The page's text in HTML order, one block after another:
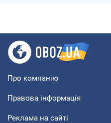
Про компанію
Правова інформація
Реклама на сайті